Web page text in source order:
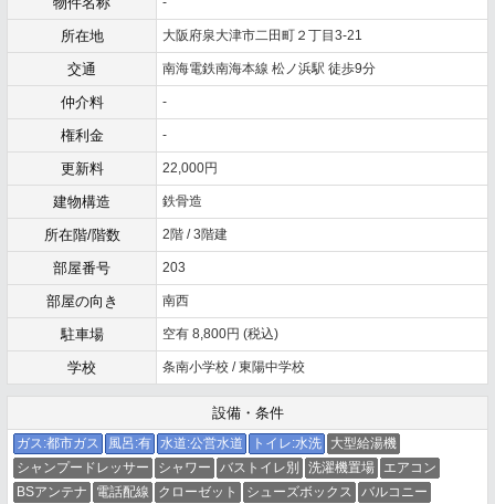
所在地 大阪府泉大津市二田町２丁目3-21
交通 南海電鉄南海本線 松ノ浜駅 徒歩9分
仲介料 -
権利金 -
更新料 22,000円
建物構造 鉄骨造
所在階/階数 2階 / 3階建
部屋番号 203
部屋の向き 南西
駐車場 空有 8,800円 (税込)
学校 条南小学校 / 東陽中学校
設備・条件
ガス:都市ガス 風呂:有 水道:公営水道 トイレ:水洗
大型給湯機
シャンプードレッサー
シャワー バストイレ別 洗濯機置場
エアコン
BSアンテナ
電話配線 クローゼット シューズボックス
バルコニー